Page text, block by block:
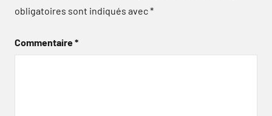
obligatoires sont indiqués avec*
Commentaire*